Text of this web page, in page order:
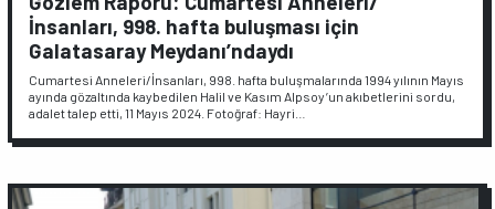
İnsanları, 998. hafta buluşması için
Galatasaray Meydanı’ndaydı
Cumartesi Anneleri/İnsanları, 998. hafta buluşmalarında 1994 yılının Mayıs
ayında gözaltında kaybedilen Halil ve Kasım Alpsoy’un akıbetlerini sordu,
adalet talep etti, 11 Mayıs 2024. Fotoğraf: Hayri…